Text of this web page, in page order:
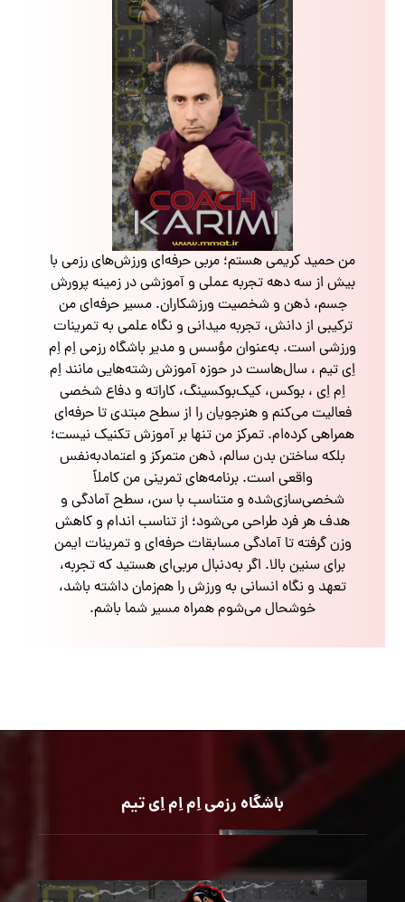
من حمید کریمی هستم؛ مربی حرفه‌ای ورزش‌های رزمی با
بیش از سه دهه تجربه عملی و آموزشی در زمینه پرورش
جسم، ذهن و شخصیت ورزشکاران. مسیر حرفه‌ای من
ترکیبی از دانش، تجربه میدانی و نگاه علمی به تمرینات
ورزشی است. به‌عنوان مؤسس و مدیر باشگاه رزمی اِم اِم
اِی تیم ، سال‌هاست در حوزه آموزش رشته‌هایی مانند اِم
اِم اِی ، بوکس، کیک‌بوکسینگ، کاراته و دفاع شخصی
فعالیت می‌کنم و هنرجویان را از سطح مبتدی تا حرفه‌ای
همراهی کرده‌ام. تمرکز من تنها بر آموزش تکنیک نیست؛
بلکه ساختن بدن سالم، ذهن متمرکز و اعتمادبه‌نفس
واقعی است. برنامه‌های تمرینی من کاملاً
شخصی‌سازی‌شده و متناسب با سن، سطح آمادگی و
هدف هر فرد طراحی می‌شود؛ از تناسب اندام و کاهش
وزن گرفته تا آمادگی مسابقات حرفه‌ای و تمرینات ایمن
برای سنین بالا. اگر به‌دنبال مربی‌ای هستید که تجربه،
تعهد و نگاه انسانی به ورزش را هم‌زمان داشته باشد،
خوشحال می‌شوم همراه مسیر شما باشم.
باشگاه رزمی اِم اِم اِی تیم